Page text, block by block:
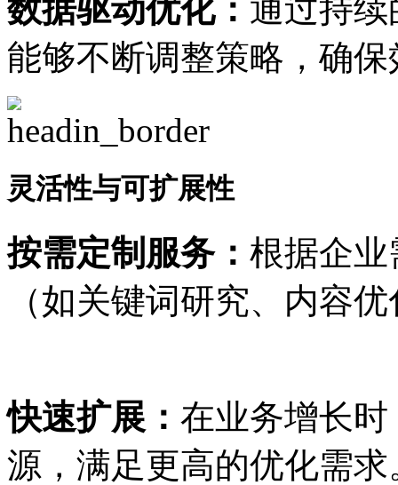
数据驱动优化： 通过持
能够不断调整策略，确
灵活性与可扩展性
按需定制服务： 根据企业
（如关键词研究、内容
快速扩展： 在业务增长
源，满足更高的优化需求